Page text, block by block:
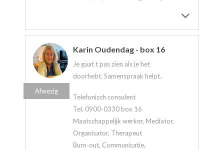
Karin Oudendag - box 16
Je gaat t pas zien als je het
doorhebt. Samenspraak helpt.
Telefonisch consulent
Tel. 0900-0330 box 16
Maatschappelijk werker, Mediator,
Organisator, Therapeut
Burn-out, Communicatie,
Afwezig